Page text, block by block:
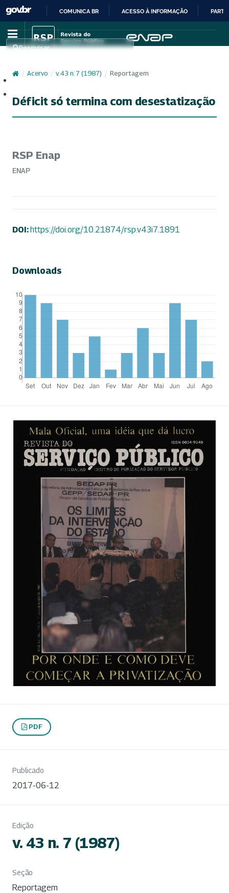
IR
PARA
CONTEÚDO
COMUNICA BR ACESSO À INFORMAÇÃO
Pesquisar
/ Acervo / v. 43 n. 7 (1987) / Reportagem
Déficit só termina com desestatização
RSP Enap
ENAP
DOI:https://doi.org/10.21874/rsp.v43i7.1891
Downloads
PDF
Publicado
2017-06-12
Edição
v. 43 n. 7 (1987)
Seção
Reportagem